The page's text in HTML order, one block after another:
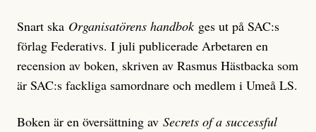
Snart ska Organisatörens handbokges ut på SAC:s
förlag Federativs. I juli publicerade Arbetaren en
recension av boken, skriven av Rasmus Hästbacka som
är SAC:s fackliga samordnare och medlem i Umeå LS.
Boken är en översättning av Secrets of a successful